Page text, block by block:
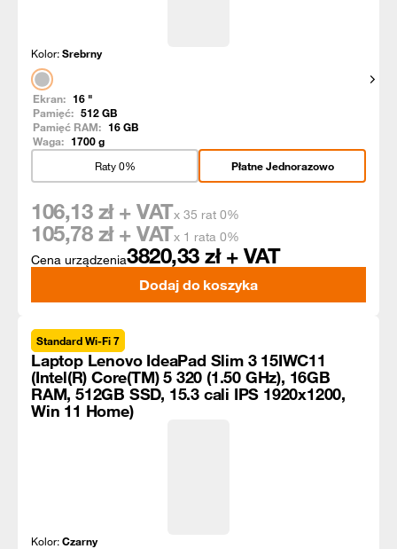
Kolor:Srebrny
Ekran: 16 "
Pamięć: 512GB
Pamięć RAM: 16GB
Waga: 1700g
Płatne Jednorazowo
Raty 0%
Cena urządzenia3820,33 zł + VAT
106,13 zł + VATx 35 rat 0%
105,78 zł + VATx 1 rata 0%
Dodaj do koszyka
Standard Wi-Fi 7
Laptop Lenovo IdeaPad Slim 3 15IWC11
(Intel(R) Core(TM) 5 320 (1.50 GHz), 16GB
RAM, 512GB SSD, 15.3 cali IPS 1920x1200,
Win 11 Home)
Kolor:Czarny